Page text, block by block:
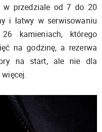
w przedziale od 7 do 20
i łatwy w serwisowaniu
kamieniach, którego
na godzinę, a rezerwa
na start, ale nie dla